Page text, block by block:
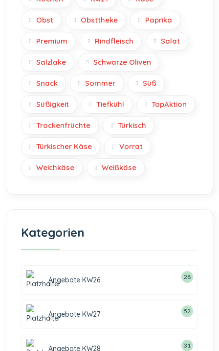
Obst Obsttheke Paprika
Premium Rindfleisch Salat
Salzlake Schwarze Oliven
Snack Sommer Süß
Süßigkeit Tiefkühl TopAktion
Trockenfrüchte Türkisch
Türkischer Käse Vorrat
Weichkäse Weißkäse
Kategorien
Angebote KW26 28
Angebote KW27 52
Angebote KW28 31